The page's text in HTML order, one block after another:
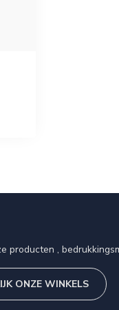
producten ,
ONZE WINKELS